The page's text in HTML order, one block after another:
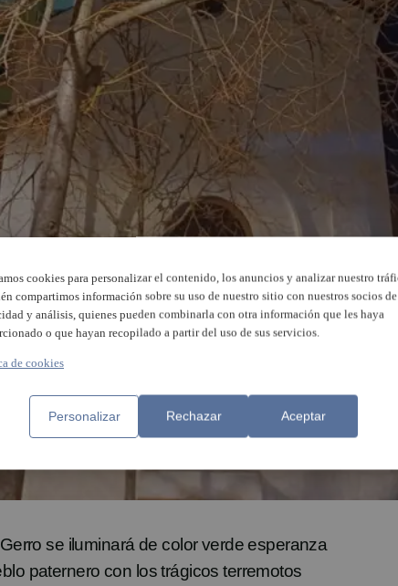
se iluminará de color verde esperanza
paternero con los trágicos terremotos
cookies para personalizar el contenido, los anuncios y analizar nuestro
compartimos información sobre su uso de nuestro sitio con nuestros socios de
y análisis, quienes pueden combinarla con otra información que les haya
o que hayan recopilado a partir del uso de sus servicios.
de cookies
Personalizar Rechazar Aceptar